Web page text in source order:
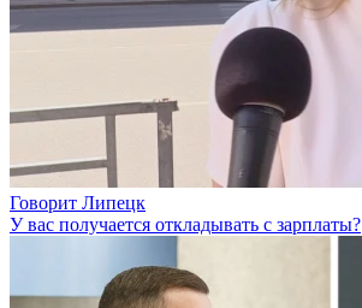
Говорит Липецк
У вас получается откладывать с зарплаты?